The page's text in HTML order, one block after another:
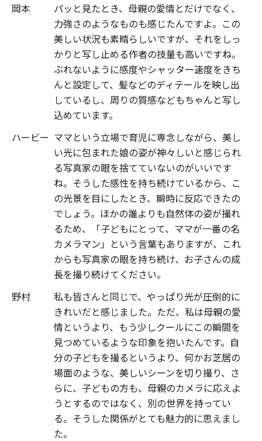
岡本
パッと見たとき、母親の愛情とだけでなく、
力強さのようなものも感じたんですよ。この
美しい状況も素晴らしいですが、それをしっ
かりと写し止める作者の技量も高いですね。
ぶれないように感度やシャッター速度をきち
んと設定して、髪などのディテールを映し出
しているし、周りの質感などもちゃんと写し
込めています。
ハービー ママという立場で育児に専念しながら、美し
い光に包まれた娘の姿が神々しいと感じられ
る写真家の眼を捨てていないのがいいです
ね。そうした感性を持ち続けているから、こ
の光景を目にしたとき、瞬時に反応できたの
でしょう。ほかの誰よりも自然体の姿が撮れ
るため、「子どもにとって、ママが一番の名
カメラマン」という言葉もありますが、これ
からも写真家の眼を持ち続け、お子さんの成
長を撮り続けてください。
野村
私も皆さんと同じで、やっぱり光が圧倒的に
きれいだと感じました。ただ、私は母親の愛
情というより、もう少しクールにこの瞬間を
見つめているような印象を抱いたんです。自
分の子どもを撮るというより、何かお芝居の
場面のような、美しいシーンを切り撮り、さ
らに、子どもの方も、母親のカメラに応えよ
うとするのではなく、別の世界を持ってい
る。そうした関係がとても魅力的に思えまし
た。